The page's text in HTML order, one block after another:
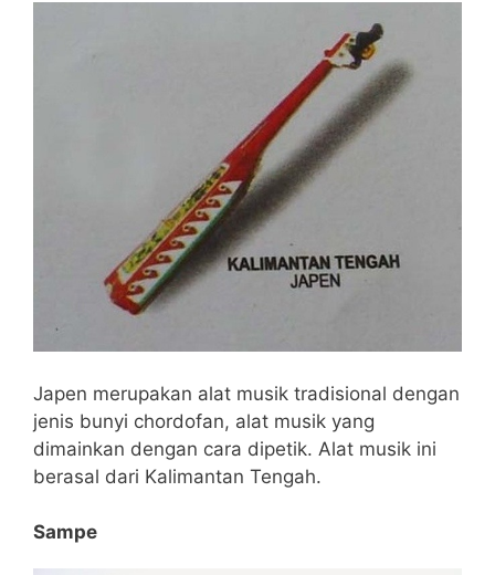
Japen merupakan alat musik tradisional dengan
jenis bunyi chordofan, alat musik yang
dimainkan dengan cara dipetik. Alat musik ini
berasal dari Kalimantan Tengah.
Sampe